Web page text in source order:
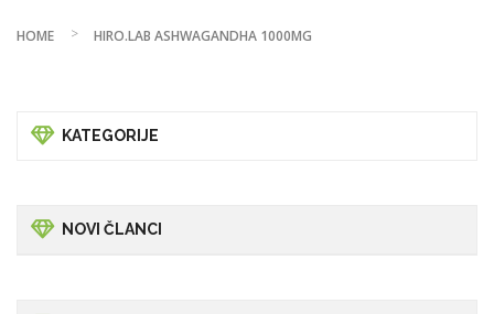
HOME HIRO.LAB ASHWAGANDHA 1000MG
KATEGORIJE
NOVI ČLANCI